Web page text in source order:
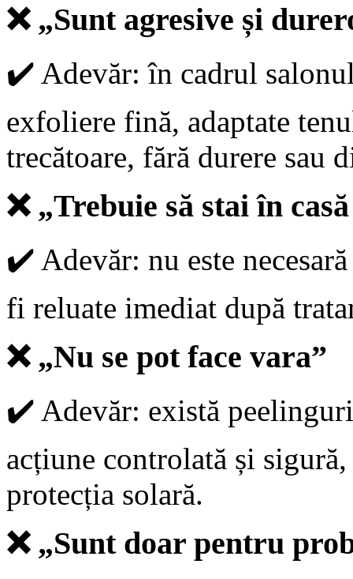
❌„Sunt agresive și
✔️ Adevăr: în cadrul
exfoliere fină, adaptate
trecătoare, fără durere sau
❌„Trebuie să stai în
✔️ Adevăr: nu este
fi reluate imediat după
❌„Nu se pot face vara”
✔️ Adevăr: există
acțiune controlată și
protecția solară.
❌„Sunt doar pentru